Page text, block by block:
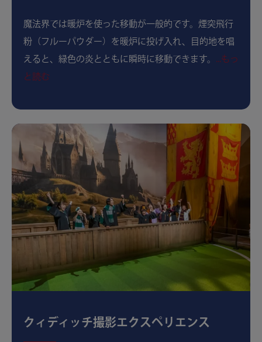
魔法界では暖炉を使った移動が一般的です。煙突飛行
粉（フルーパウダー）を暖炉に投げ入れ、目的地を唱
えると、緑色の炎とともに瞬時に移動できます。 ...もっ
と読む
クィディッチ撮影エクスペリエンス